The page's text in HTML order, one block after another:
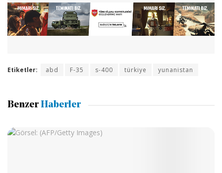
Etiketler: abd F-35 s-400 türkiye yunanistan
Benzer Haberler